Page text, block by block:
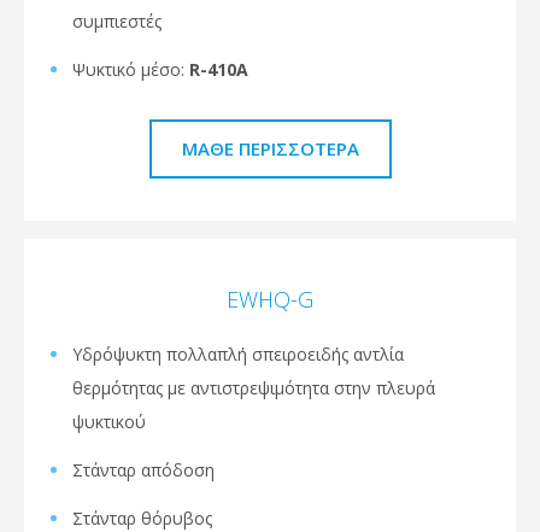
συμπιεστές
Ψυκτικό μέσο: R-410A
ΜΆΘΕ ΠΕΡΙΣΣΌΤΕΡΑ
EWHQ-G
Υδρόψυκτη πολλαπλή σπειροειδής αντλία
θερμότητας με αντιστρεψιμότητα στην πλευρά
ψυκτικού
Στάνταρ απόδοση
Στάνταρ θόρυβος